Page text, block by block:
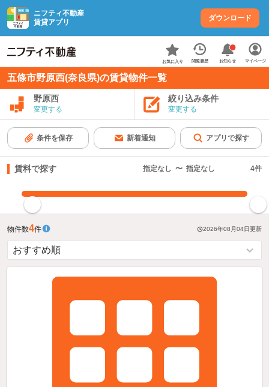
ニフティ不動産
賃貸アプリ
ダウンロード
お気に入り 閲覧履歴 お知らせ マイページ
五條市野原西(奈良県)の賃貸物件一覧
野原西
変更する
絞り込み条件
変更する
条件を保存 新着通知 アプリで探す
賃料で探す 指定なし 〜 指定なし 4件
物件数4件 2026年08月04日更新